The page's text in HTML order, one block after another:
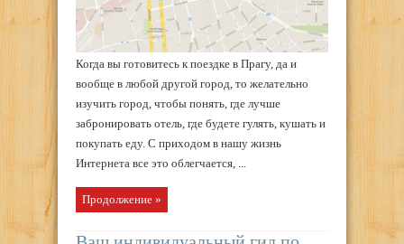
Когда вы готовитесь к поездке в Прагу, да и
вообще в любой другой город, то желательно
изучить город, чтобы понять, где лучше
забронировать отель, где будете гулять, кушать и
покупать еду. С приходом в нашу жизнь
Интернета все это облегчается, ...
Продолжение »